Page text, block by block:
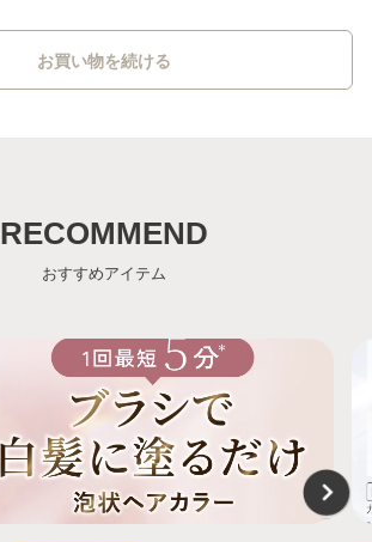
お買い物を続ける
RECOMMEND
おすすめアイテム